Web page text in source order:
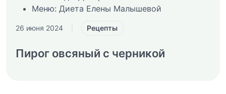
Меню: Диета Елены Малышевой
26 июня 2024 Рецепты
Пирог овсяный с черникой